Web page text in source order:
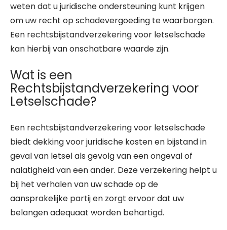
weten dat u juridische ondersteuning kunt krijgen
om uw recht op schadevergoeding te waarborgen.
Een rechtsbijstandverzekering voor letselschade
kan hierbij van onschatbare waarde zijn.
Wat is een
Rechtsbijstandverzekering voor
Letselschade?
Een rechtsbijstandverzekering voor letselschade
biedt dekking voor juridische kosten en bijstand in
geval van letsel als gevolg van een ongeval of
nalatigheid van een ander. Deze verzekering helpt u
bij het verhalen van uw schade op de
aansprakelijke partij en zorgt ervoor dat uw
belangen adequaat worden behartigd.